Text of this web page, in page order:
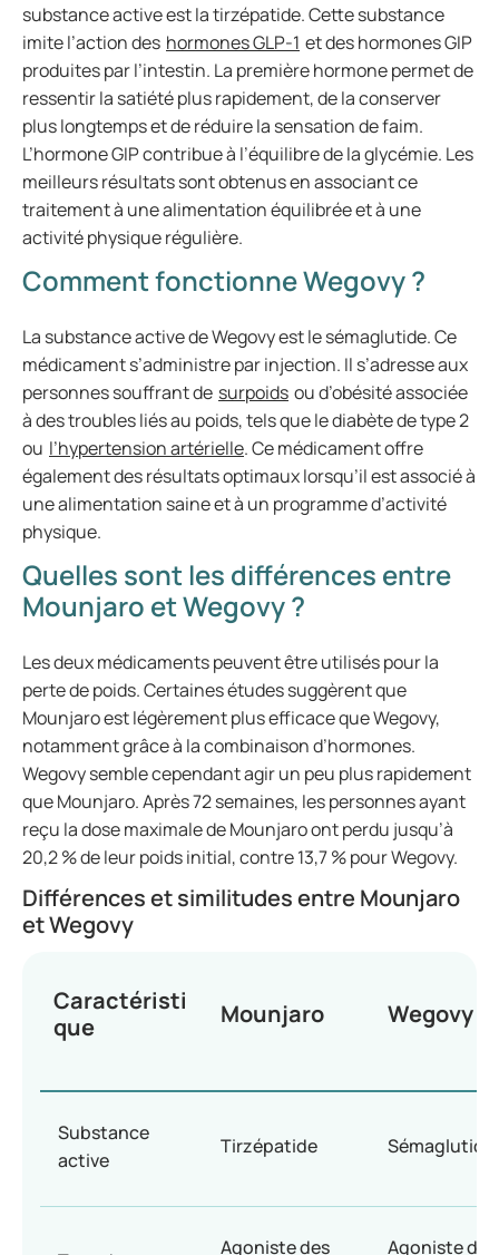
substance active est la tirzépatide. Cette substance
imite l’action des hormones GLP-1 et des hormones GIP
produites par l’intestin. La première hormone permet de
ressentir la satiété plus rapidement, de la conserver
plus longtemps et de réduire la sensation de faim.
L’hormone GIP contribue à l’équilibre de la glycémie. Les
meilleurs résultats sont obtenus en associant ce
traitement à une alimentation équilibrée et à une
activité physique régulière.
Comment fonctionne Wegovy ?
La substance active de Wegovy est le sémaglutide. Ce
médicament s’administre par injection. Il s’adresse aux
personnes souffrant de surpoids ou d’obésité associée
à des troubles liés au poids, tels que le diabète de type 2
ou l’hypertension artérielle. Ce médicament offre
également des résultats optimaux lorsqu’il est associé à
une alimentation saine et à un programme d’activité
physique.
Quelles sont les différences entre
Mounjaro et Wegovy ?
Les deux médicaments peuvent être utilisés pour la
perte de poids. Certaines études suggèrent que
Mounjaro est légèrement plus efficace que Wegovy,
notamment grâce à la combinaison d’hormones.
Wegovy semble cependant agir un peu plus rapidement
que Mounjaro. Après 72 semaines, les personnes ayant
reçu la dose maximale de Mounjaro ont perdu jusqu’à
20,2 % de leur poids initial, contre 13,7 % pour Wegovy.
Différences et similitudes entre Mounjaro
et Wegovy
Caractéristi
que
Mounjaro Wegovy
Substance
active
Tirzépatide Sémaglutide
Agoniste des Agoniste des